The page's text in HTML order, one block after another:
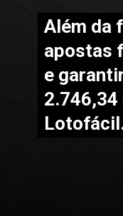
Além da
apostas
e
Além da
apostas
e